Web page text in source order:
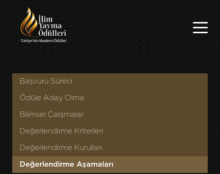
Başvuru Süreci
Ödüle Aday Olma
Bilimsel Çalışmalar
Değerlendirme Kriterleri
Değerlendirme Kurulları
Değerlendirme Aşamaları